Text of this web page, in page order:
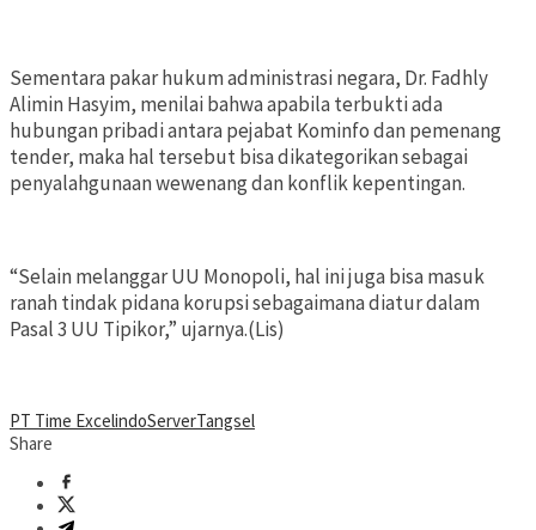
Sementara pakar hukum administrasi negara, Dr. Fadhly
Alimin Hasyim, menilai bahwa apabila terbukti ada
hubungan pribadi antara pejabat Kominfo dan pemenang
tender, maka hal tersebut bisa dikategorikan sebagai
penyalahgunaan wewenang dan konflik kepentingan.
“Selain melanggar UU Monopoli, hal ini juga bisa masuk
ranah tindak pidana korupsi sebagaimana diatur dalam
Pasal 3 UU Tipikor,” ujarnya.(Lis)
PT Time ExcelindoServerTangsel
Share